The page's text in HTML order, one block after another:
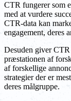
CTR fungerer som
med at vurdere
CTR-data kan
engagement, deres
Desuden giver
præstationen af
af forskellige
strategier der er
deres målgruppe.